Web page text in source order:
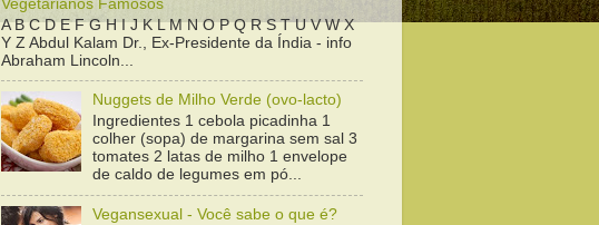
Vegetarianos Famosos
A B C D E F G H I J K L M N O P Q R S T U V W X
Y Z Abdul Kalam Dr., Ex-Presidente da Índia - info
Abraham Lincoln...
Nuggets de Milho Verde (ovo-lacto)
Ingredientes 1 cebola picadinha 1
colher (sopa) de margarina sem sal 3
tomates 2 latas de milho 1 envelope
de caldo de legumes em pó...
Vegansexual - Você sabe o que é?